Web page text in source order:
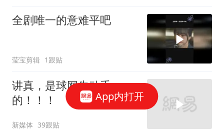
全剧唯一的意难平吧
莹宝剪辑 1跟贴
讲真，是球网先动手
的！！！
新媒体 39跟贴
App内打开